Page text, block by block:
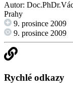
Autor:
Prahy
9. prosince 2009
9. prosince 2009
Rychlé odkazy